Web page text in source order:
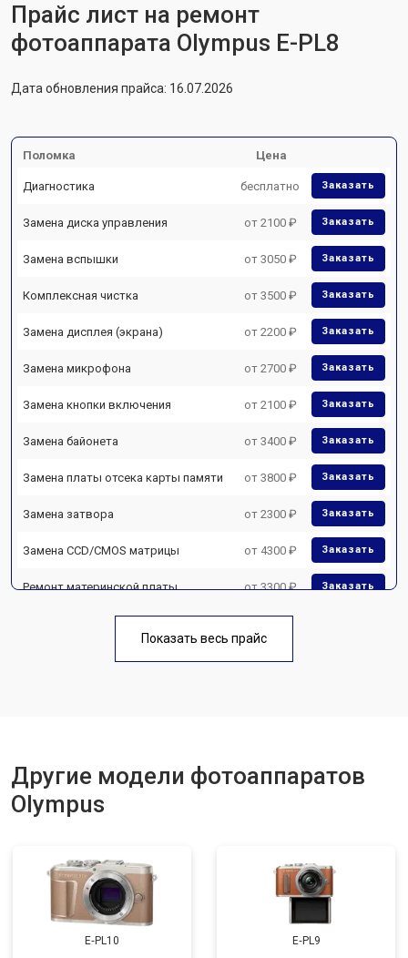
Прайс лист на ремонт
фотоаппарата Olympus E-PL8
Дата обновления прайса: 16.07.2026
Поломка Цена
Диагностика бесплатно Заказать
Замена диска управления от 2100 ₽ Заказать
Замена вспышки от 3050 ₽ Заказать
Комплексная чистка от 3500 ₽ Заказать
Замена дисплея (экрана) от 2200 ₽ Заказать
Замена микрофона от 2700 ₽ Заказать
Замена кнопки включения от 2100 ₽ Заказать
Замена байонета от 3400 ₽ Заказать
Замена платы отсека карты памяти от 3800 ₽ Заказать
Замена затвора от 2300 ₽ Заказать
Замена CCD/CMOS матрицы от 4300 ₽ Заказать
Ремонт материнской платы от 3300 ₽ Заказать
Показать весь прайс
Другие модели фотоаппаратов
Olympus
E‑PL10 E‑PL9